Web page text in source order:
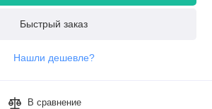
Быстрый заказ
Нашли дешевле?
В сравнение